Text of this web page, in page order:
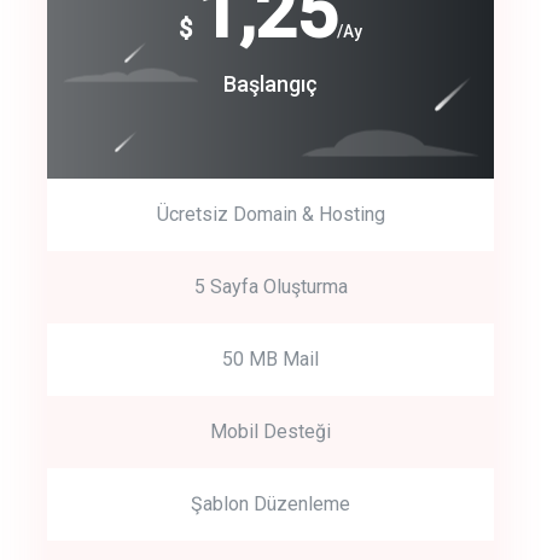
$ /Ay
Başlangıç
Ücretsiz Domain & Hosting
5 Sayfa Oluşturma
50 MB Mail
Mobil Desteği
Şablon Düzenleme
Basic